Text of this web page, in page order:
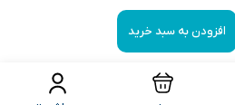
افزودن به سبد خرید
خاجی‌ کالا
فقط برای مقاصد غیر تجاری و با ذکر